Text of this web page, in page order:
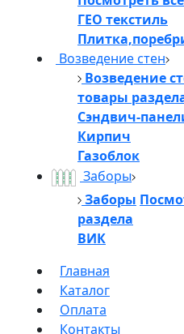
ГЕО текстиль
Возведение стен
Возведение
товары
Сэндвич-
Кирпич
Газоблок
Заборы
Заборы
раздела
ВИК
Главная
Каталог
Оплата
Контакты